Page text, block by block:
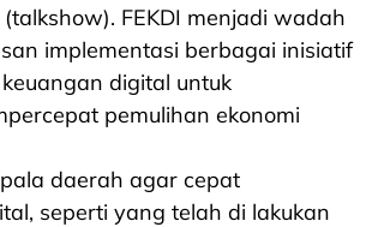
FEKDI menjadi wadah
implementasi berbagai inisiatif
digital untuk
pemulihan ekonomi
daerah agar cepat
seperti yang telah di lakukan